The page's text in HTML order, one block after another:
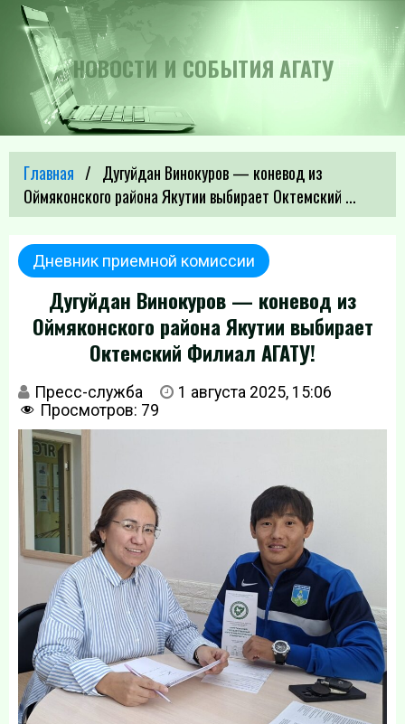
НОВОСТИ И СОБЫТИЯ АГАТУ
Главная
Дугуйдан Винокуров — коневод из
Оймяконского района Якутии выбирает Октемский ...
Дневник приемной комиссии
Дугуйдан Винокуров — коневод из
Оймяконского района Якутии выбирает
Октемский Филиал АГАТУ!
Пресс-служба
1 августа 2025, 15:06
Просмотров: 79